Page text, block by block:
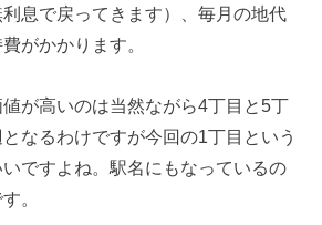
利息で戻ってきます）、毎月の地代
がかかります。
が高いのは当然ながら4丁目と5丁
なるわけですが今回の1丁目という
ですよね。駅名にもなっているの
。